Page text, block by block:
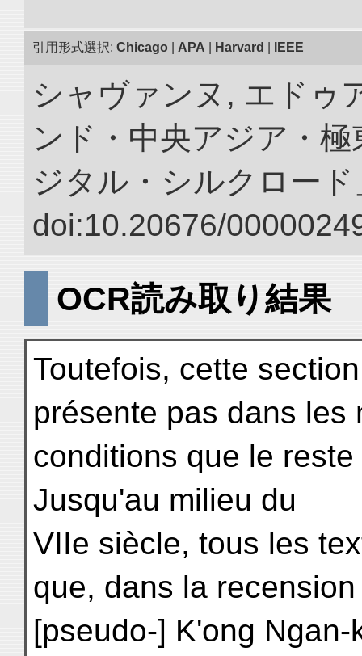
引用形式選択: Chicago APA Harvard IEEE
シャヴァンヌ, エドゥ
ンド・中央アジア・
ジタル・シルクロー
doi:10.20676/
OCR読み取り結果
Toutefois, cette
présente pas dans les
conditions que le
Jusqu'au milieu du
VIIe siècle, tous les
que, dans la
[pseudo-] K'ong